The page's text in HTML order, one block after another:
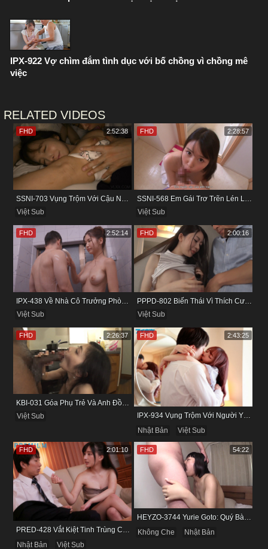
IPX-922 Vợ chìm đắm tình dục với bố chồng vì chồng mê
việc
RELATED VIDEOS
SSNI-703 Vụng Trộm Với Cậu Nhân Viên Ngay Bên Cạnh Chồng
Việt Sub
FHD 2:52:38
SSNI-568 Em Gái Trơ Trẽn Lén Lút Vụng Trộm Với Bồ Của Chị
Việt Sub
FHD 2:28:57
Việt Sub
FHD 2:52:14
Việt Sub
FHD 2:00:16
KBI-031 Góa Phụ Trẻ Và Anh Đồng Nghiệp Cũ
Việt Sub
FHD 2:26:37
IPX-934 Vụng Trộm Với Người Yêu Cũ Trong Khách Sạn
Nhật Bản
Việt Sub
FHD 2:43:25
PRED-428 Vắt Kiệt Tinh Trùng Của Bạn Trai Để Chừa Thói Lăng Nhăng
Nhật Bản
Việt Sub
FHD 2:01:10
HEYZO-3744 Yurie Goto: Quý Bà Dâm Phụ & Cơn Cuồng Si Mùi Buồi Khắm
Không Che
Nhật Bản
FHD 54:22